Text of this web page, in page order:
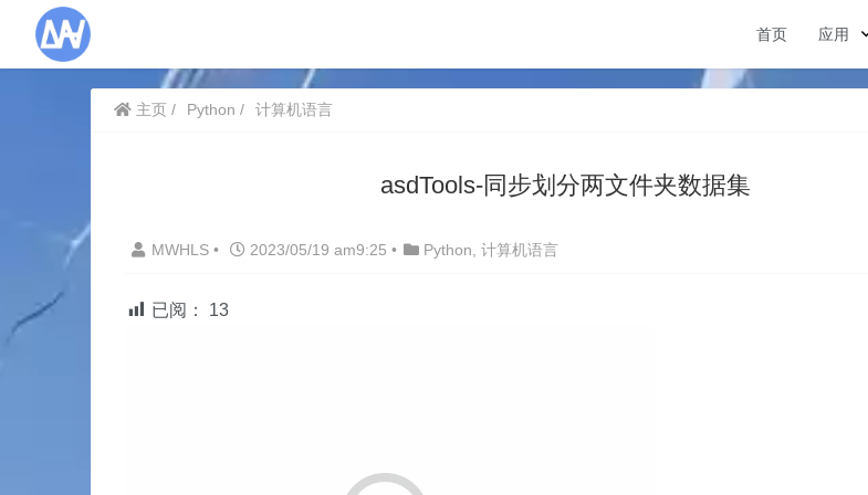
首页 应用
主页 Python 计算机语言
asdTools-同步划分两文件夹数据集
MWHLS • 2023/05/19 am9:25 • Python 计算机语言
已阅： 13